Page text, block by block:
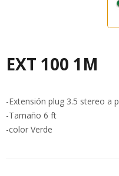
EXT 100 1M
-Extensión plug 3.5 stereo a
-Tamaño 6 ft
-color Verde